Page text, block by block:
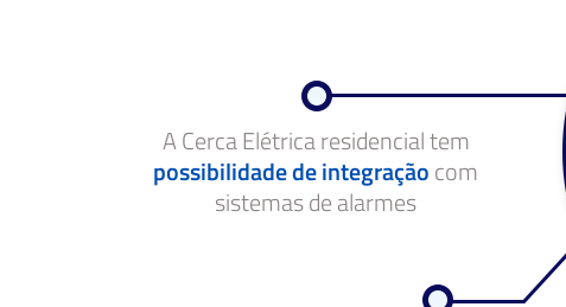
A Cerca Elétrica residencial tem
possibilidade de integraçãocom
sistemas de alarmes